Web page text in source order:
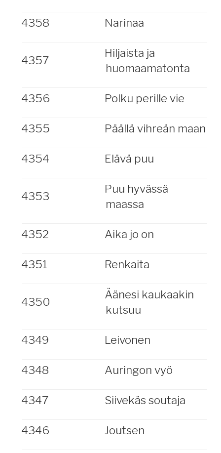
4358 Narinaa
4357
Hiljaista ja
huomaamatonta
4356 Polku perille vie
4355 Päällä vihreän maan
4354 Elävä puu
4353
Puu hyvässä
maassa
4352 Aika jo on
4351 Renkaita
4350
Äänesi kaukaakin
kutsuu
4349 Leivonen
4348 Auringon vyö
4347 Siivekäs soutaja
4346 Joutsen